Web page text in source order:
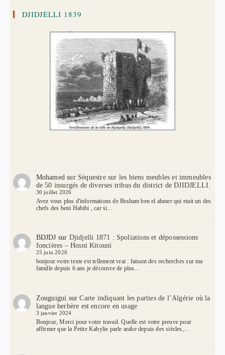
DJIDJELLI 1839
Mohamed sur Séquestre sur les biens meubles et immeubles
de 50 insurgés de diverses tribus du district de DJIDJELLI.
30 juillet 2026
Avez vous plus d'informations de Braham ben el ahmer qui etait un des
chefs des beni Habibi , car si…
BDJDJ sur Djidjelli 1871 : Spoliations et dépossessions
foncières – Hosni Kitouni
25 juin 2026
bonjour votre texte est tellement vrai : faisant des recherches sur ma
famille depuis 6 ans je découvre de plus…
Zouguigui surCarte indiquant les parties de l’Algérie où la
langue berbère est encore en usage
3 janvier 2024
Bonjour, Merci pour votre travail. Quelle est votre preuve pour
affirmer que la Petite Kabylie parle arabe depuis des siècles,…